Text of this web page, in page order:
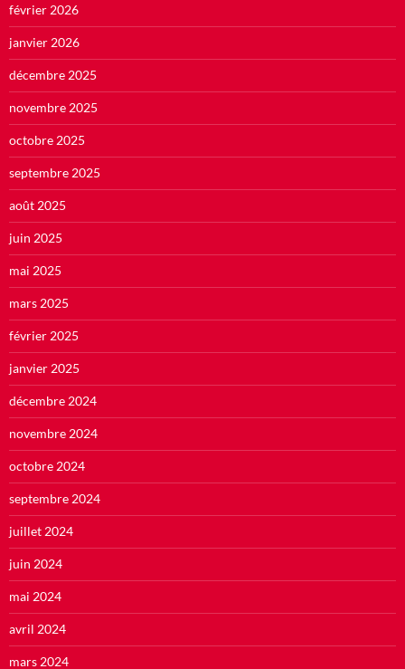
février 2026
janvier 2026
décembre 2025
novembre 2025
octobre 2025
septembre 2025
août 2025
juin 2025
mai 2025
mars 2025
février 2025
janvier 2025
décembre 2024
novembre 2024
octobre 2024
septembre 2024
juillet 2024
juin 2024
mai 2024
avril 2024
mars 2024